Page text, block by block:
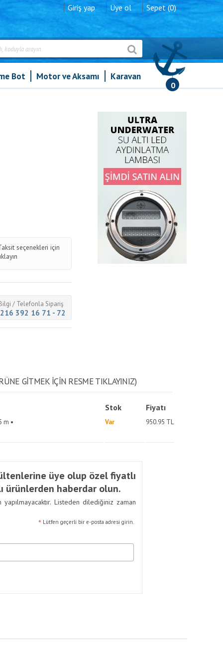
Giriş yap Üye ol Sepet (0)
0
Bot Motor ve Aksamı Karavan
seçenekleri için
/ Telefonla Sipariş
392 16 71 - 72
GITMEK IÇIN RESME TIKLAYINIZ)
Stok Fiyatı
m • Var 950.95 TL
üye olup özel fiyatlı
ürünlerden haberdar olun.
Listeden dilediğiniz zaman
* Lütfen geçerli bir e-posta adresi girin.